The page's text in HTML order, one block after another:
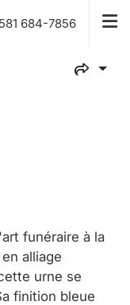
581 684-7856
funéraire à la
alliage
urne se
finition bleue